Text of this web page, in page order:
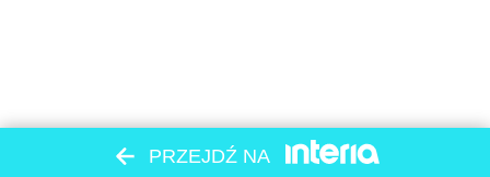
PRZEJDŹ NA